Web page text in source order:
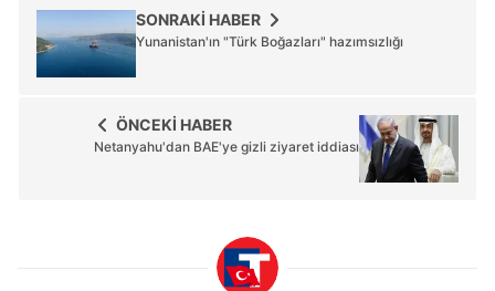
SONRAKİ HABER
Yunanistan'ın "Türk Boğazları" hazımsızlığı
ÖNCEKİ HABER
Netanyahu'dan BAE'ye gizli ziyaret iddiası